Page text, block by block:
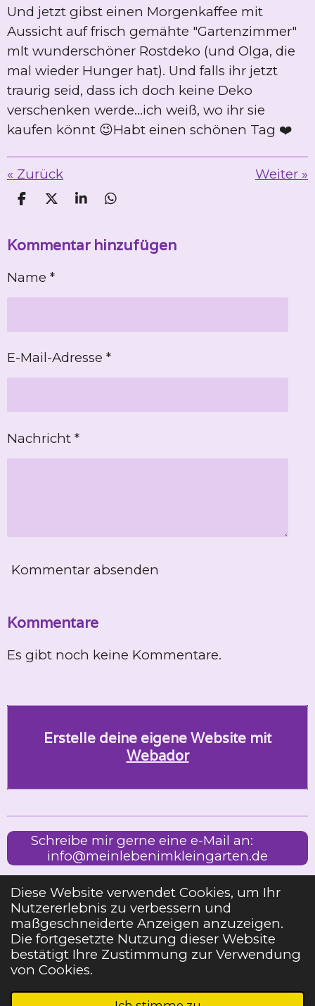
Diese Website verwendet Cookies, um Ihr
Nutzererlebnis zu verbessern und
maßgeschneiderte Anzeigen anzuzeigen.
Die fortgesetzte Nutzung dieser Website
bestätigt Ihre Zustimmung zur Verwendung
von Cookies.
Und jetzt gibst einen Morgenkaffee mit
Aussicht auf frisch gemähte "Gartenzimmer"
mlt wunderschöner Rostdeko (und Olga, die
mal wieder Hunger hat). Und falls ihr jetzt
traurig seid, dass ich doch keine Deko
verschenken werde...ich weiß, wo ihr sie
kaufen könnt 😉Habt einen schönen Tag ❤️
« Zurück Weiter »
T
l
T
l
n
T
l
T
l
Kommentar hinzufügen
Name *
E-Mail-Adresse *
Nachricht *
Kommentar absenden
Kommentare
Es gibt noch keine Kommentare.
Erstelle deine eigene Website mit
Webador
Schreibe mir gerne eine e-Mail an:
info@meinlebenimkleingarten.de
Impressum
Teilen Teilen
2023 MEIN LEBEN IM KLEINGARTEN